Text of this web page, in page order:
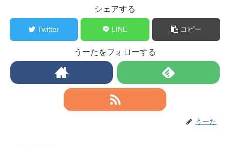
シェアする
Twitter LINE コピー
うーたをフォローする
うーた